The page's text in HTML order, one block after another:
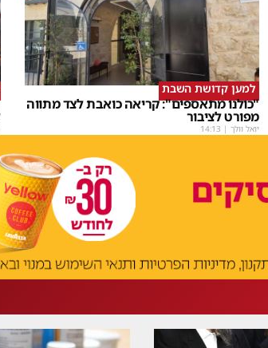
למען קדושת השבת
"כולנו מתאספים": קריאה כואבת לצד מתווה
מפורט לציבור
יואל וולך |
14:13